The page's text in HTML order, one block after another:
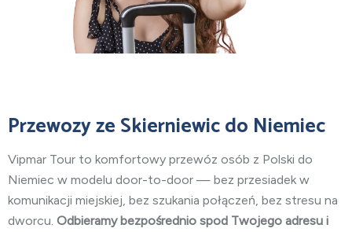
Przewozyze Skierniewic do Niemiec
Vipmar Tour to komfortowy przewóz osób z Polski do
Niemiec w modelu door-to-door — bez przesiadek w
komunikacji miejskiej, bez szukania połączeń, bez stresu na
dworcu. Odbieramy bezpośrednio spod Twojego adresu i